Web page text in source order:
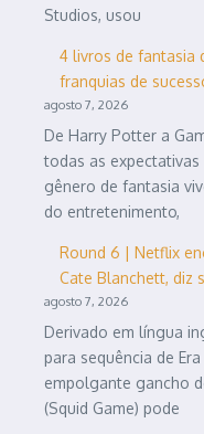
Studios, usou
4 livros de fantasia
franquias de
agosto 7, 2026
De Harry Potter a
todas as
gênero de fantasia
do entretenimento,
Round 6 | Netflix
Cate Blanchett, diz
agosto 7, 2026
Derivado em língua
para sequência de
empolgante gancho
(Squid Game) pode